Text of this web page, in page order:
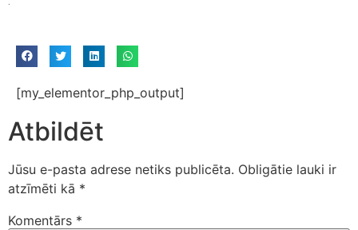
[my_elementor_php_output]
Atbildēt
Jūsu e-pasta adrese netiks publicēta. Obligātie lauki ir
atzīmēti kā *
Komentārs *